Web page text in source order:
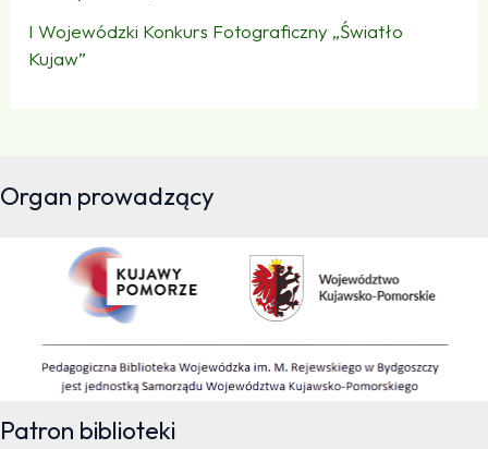
I Wojewódzki Konkurs Fotograficzny „Światło
Kujaw”
Organ prowadzący
Patron biblioteki